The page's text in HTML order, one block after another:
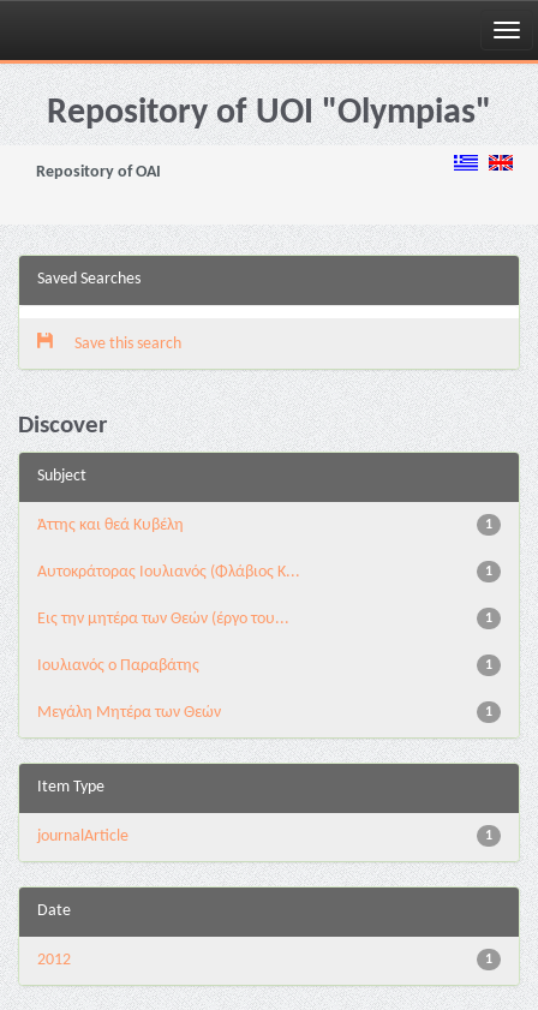
Skip
navigationRepository of UOI "Olympias"
Repository of OAI
Saved Searches
Save this search
Discover
Subject
1
Άττης και θεά Κυβέλη
1
Αυτοκράτορας Ιουλιανός (Φλάβιος Κ...
1
Εις την μητέρα των Θεών (έργο του...
1
Ιουλιανός ο Παραβάτης
1
Μεγάλη Μητέρα των Θεών
Item Type
1
journalArticle
Date
1
2012